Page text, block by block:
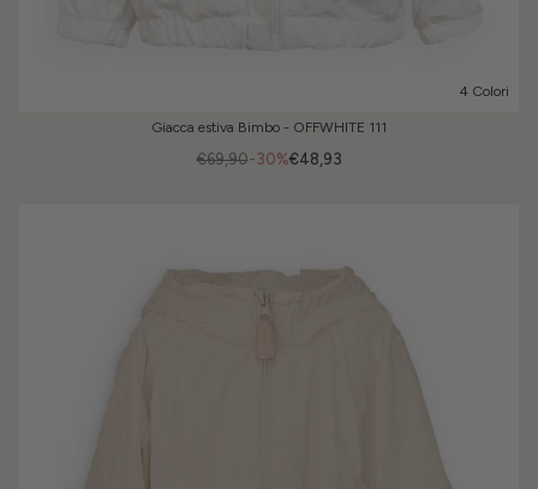
4 Colori
Giacca estiva Bimbo - OFFWHITE 111
-30%
€69,90 €48,93